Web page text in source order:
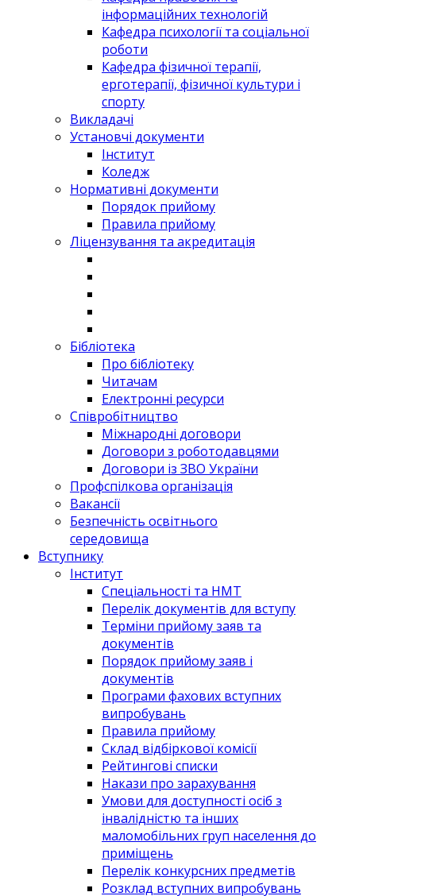
інформаційних технологій
Кафедра психології та соціальної
роботи
Кафедра фізичної терапії,
ерготерапії, фізичної культури і
спорту
Викладачі
Установчі документи
Інститут
Коледж
Нормативні документи
Порядок прийому
Правила прийому
Ліцензування та акредитація
Бібліотека
Про бібліотеку
Читачам
Електронні ресурси
Співробітництво
Міжнародні договори
Договори з роботодавцями
Договори із ЗВО України
Профспілкова організація
Вакансії
Безпечність освітнього
середовища
Вступнику
Інститут
Спеціальності та НМТ
Перелік документів для вступу
Терміни прийому заяв та
документів
Порядок прийому заяв і
документів
Програми фахових вступних
випробувань
Правила прийому
Склад відбіркової комісії
Рейтингові списки
Накази про зарахування
Умови для доступності осіб з
інвалідністю та інших
маломобільних груп населення до
приміщень
Перелік конкурсних предметів
Розклад вступних випробувань